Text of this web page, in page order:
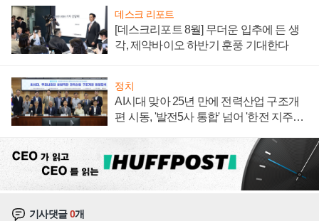
데스크 리포트
[데스크리포트 8월] 무더운 입추에 든 생
각, 제약바이오 하반기 훈풍 기대한다
정치
AI시대 맞아 25년 만에 전력산업 구조개
편 시동, '발전5사 통합' 넘어 '한전 지주사'
기사댓글0개